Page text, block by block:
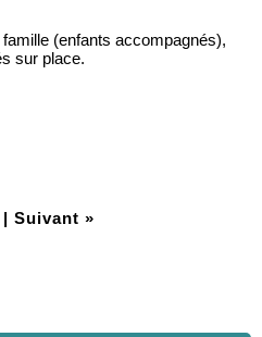
(enfants accompagnés),
sur place.
| Suivant »